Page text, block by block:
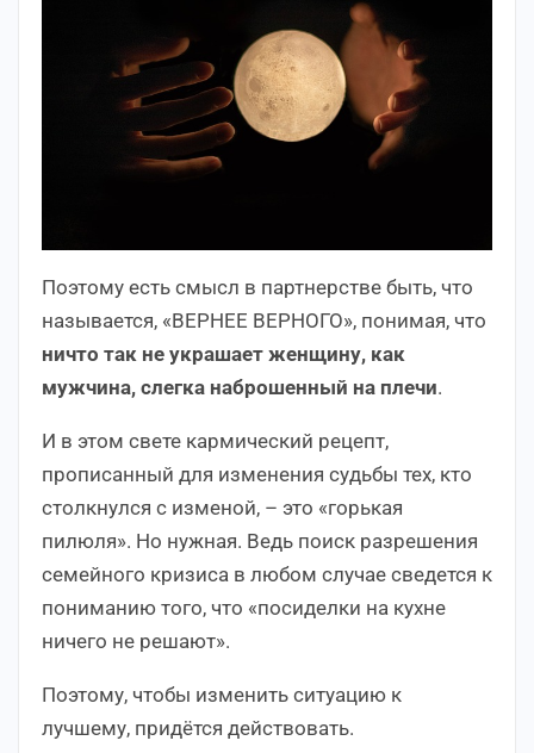
Поэтому есть смысл в партнерстве быть, что
называется, «ВЕРНЕЕ ВЕРНОГО», понимая, что
ничто так не украшает женщину, как
мужчина, слегка наброшенный на плечи.
И в этом свете кармический рецепт,
прописанный для изменения судьбы тех, кто
столкнулся с изменой, – это «горькая
пилюля». Но нужная. Ведь поиск разрешения
семейного кризиса в любом случае сведется к
пониманию того, что «посиделки на кухне
ничего не решают».
Поэтому, чтобы изменить ситуацию к
лучшему, придётся действовать.